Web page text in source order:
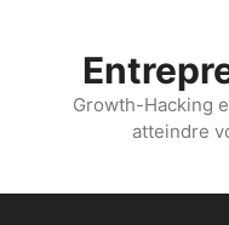
Growth-Hacking
atteindre